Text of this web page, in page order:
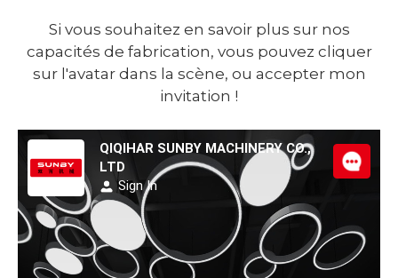
Si vous souhaitez en savoir plus sur nos
capacités de fabrication, vous pouvez cliquer
sur l'avatar dans la scène, ou accepter mon
invitation !